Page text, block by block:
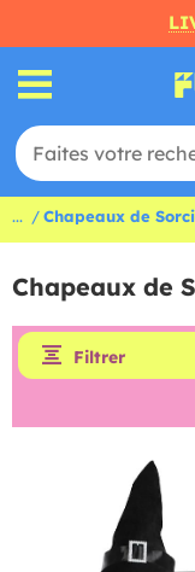
... Chapeaux de
Chapeaux de
Filtrer